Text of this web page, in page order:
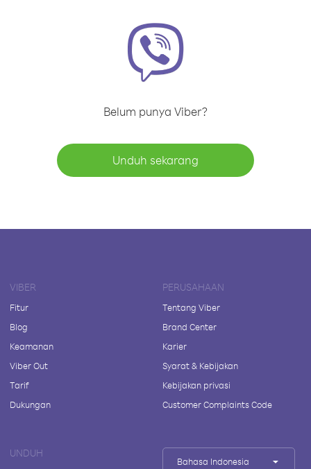
Belum punya Viber?
Unduh sekarang
VIBER
Fitur
Blog
Keamanan
Viber Out
Tarif
Dukungan
PERUSAHAAN
Tentang Viber
Brand Center
Karier
Syarat & Kebijakan
Kebijakan privasi
Customer Complaints Code
UNDUH
Bahasa Indonesia